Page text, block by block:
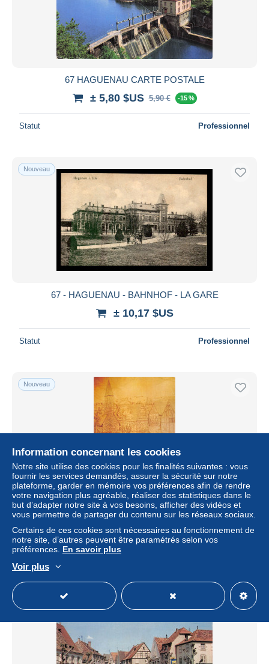
67 HAGUENAU CARTE POSTALE
± 5,80 $US 5,90 € -15 %
Statut Professionnel
Nouveau
67 - HAGUENAU - BAHNHOF - LA GARE
± 10,17 $US
Statut Professionnel
Nouveau
67-HAGUENAU-COSTUMES DE VENDENHEIM-
N°2026-C/0161
± 6,94 $US
Statut
Nouveau
Information concernant les cookies
Notre site utilise des cookies pour les finalités suivantes : vous
fournir les services demandés, assurer la sécurité sur notre
plateforme, garder en mémoire vos préférences afin de rendre
votre navigation plus agréable, réaliser des statistiques dans le
but d’adapter notre site à vos besoins, afficher des vidéos et
vous permettre de partager du contenu sur les réseaux sociaux.
Certains de ces cookies sont nécessaires au fonctionnement de
notre site, d’autres peuvent être paramétrés selon vos
préférences. En savoir plus
Voir plus